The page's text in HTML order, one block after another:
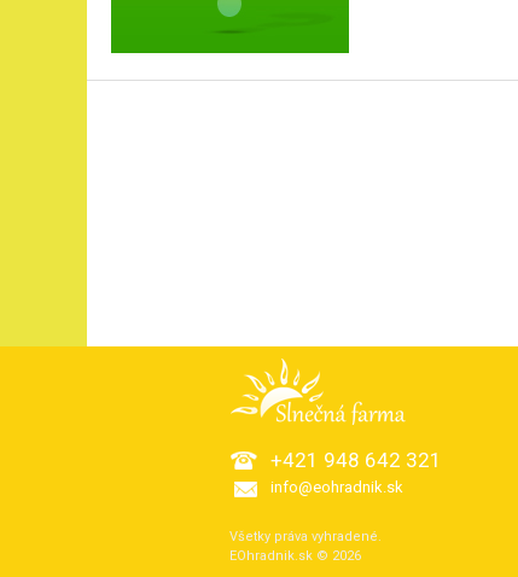
+421 948 642 321
info@eohradnik.sk
Všetky práva vyhradené.
EOhradnik.sk © 2026